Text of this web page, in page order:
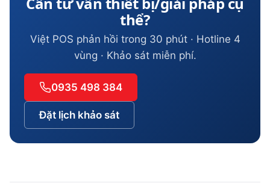
thể?
Việt POS phản hồi trong 30 phút · Hotline 4
vùng · Khảo sát miễn phí.
0935 498 384
Đặt lịch khảo sát